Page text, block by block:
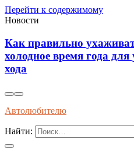
Перейти к содержимому
Новости
в
дальности
Автолюбителю
Найти: